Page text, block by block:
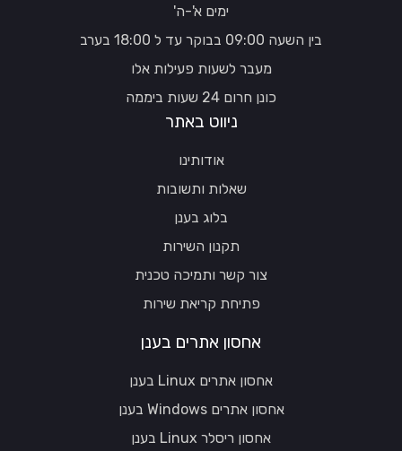
ימים א'-ה'
בין השעה 09:00 בבוקר עד ל 18:00 בערב
מעבר לשעות פעילות אלו
כונן חרום 24 שעות ביממה
ניווט באתר
אודותינו
שאלות ותשובות
בלוג בענן
תקנון השירות
צור קשר ותמיכה טכנית
פתיחת קריאת שירות
אחסון אתרים בענן
אחסון אתרים Linux בענן
אחסון אתרים Windows בענן
אחסון ריסלר Linux בענן